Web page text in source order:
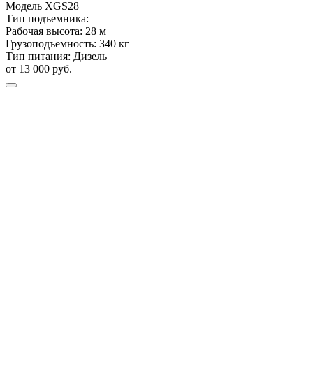
Модель XGS28
Тип подъемника:
Рабочая высота: 28 м
Грузоподъемность: 340 кг
Тип питания: Дизель
от 13 000 руб.